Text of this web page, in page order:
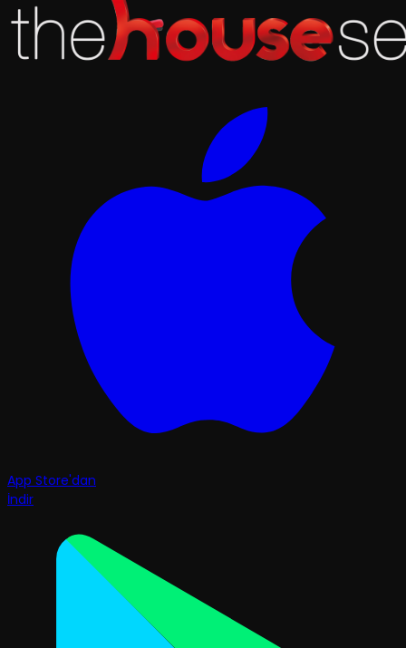
App Store'dan
İndir